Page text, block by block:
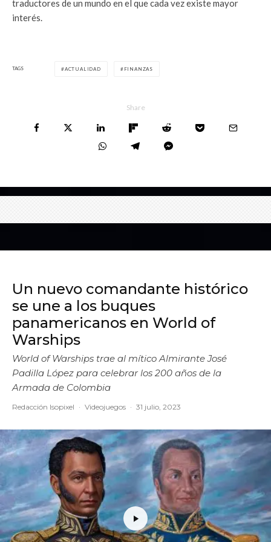
traductores de un mundo en el que cada vez existe mayor
interés.
TAGS ACTUALIDAD FINANZAS
Share
Un nuevo comandante histórico
se une a los buques
panamericanos en World of
Warships
World of Warships trae al mítico Almirante José
Padilla López para celebrar los 200 años de la
Armada de Colombia
Redacción Isopixel · Videojuegos · 31 julio, 2023